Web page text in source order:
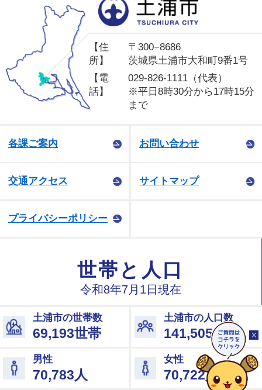
【住
所】
〒300−8686
茨城県土浦市大和町9番1号
【電
話】
029-826-1111（代表）
※平日8時30分から17時15分
まで
各課ご案内 お問い合わせ
交通アクセス サイトマップ
プライバシーポリシー